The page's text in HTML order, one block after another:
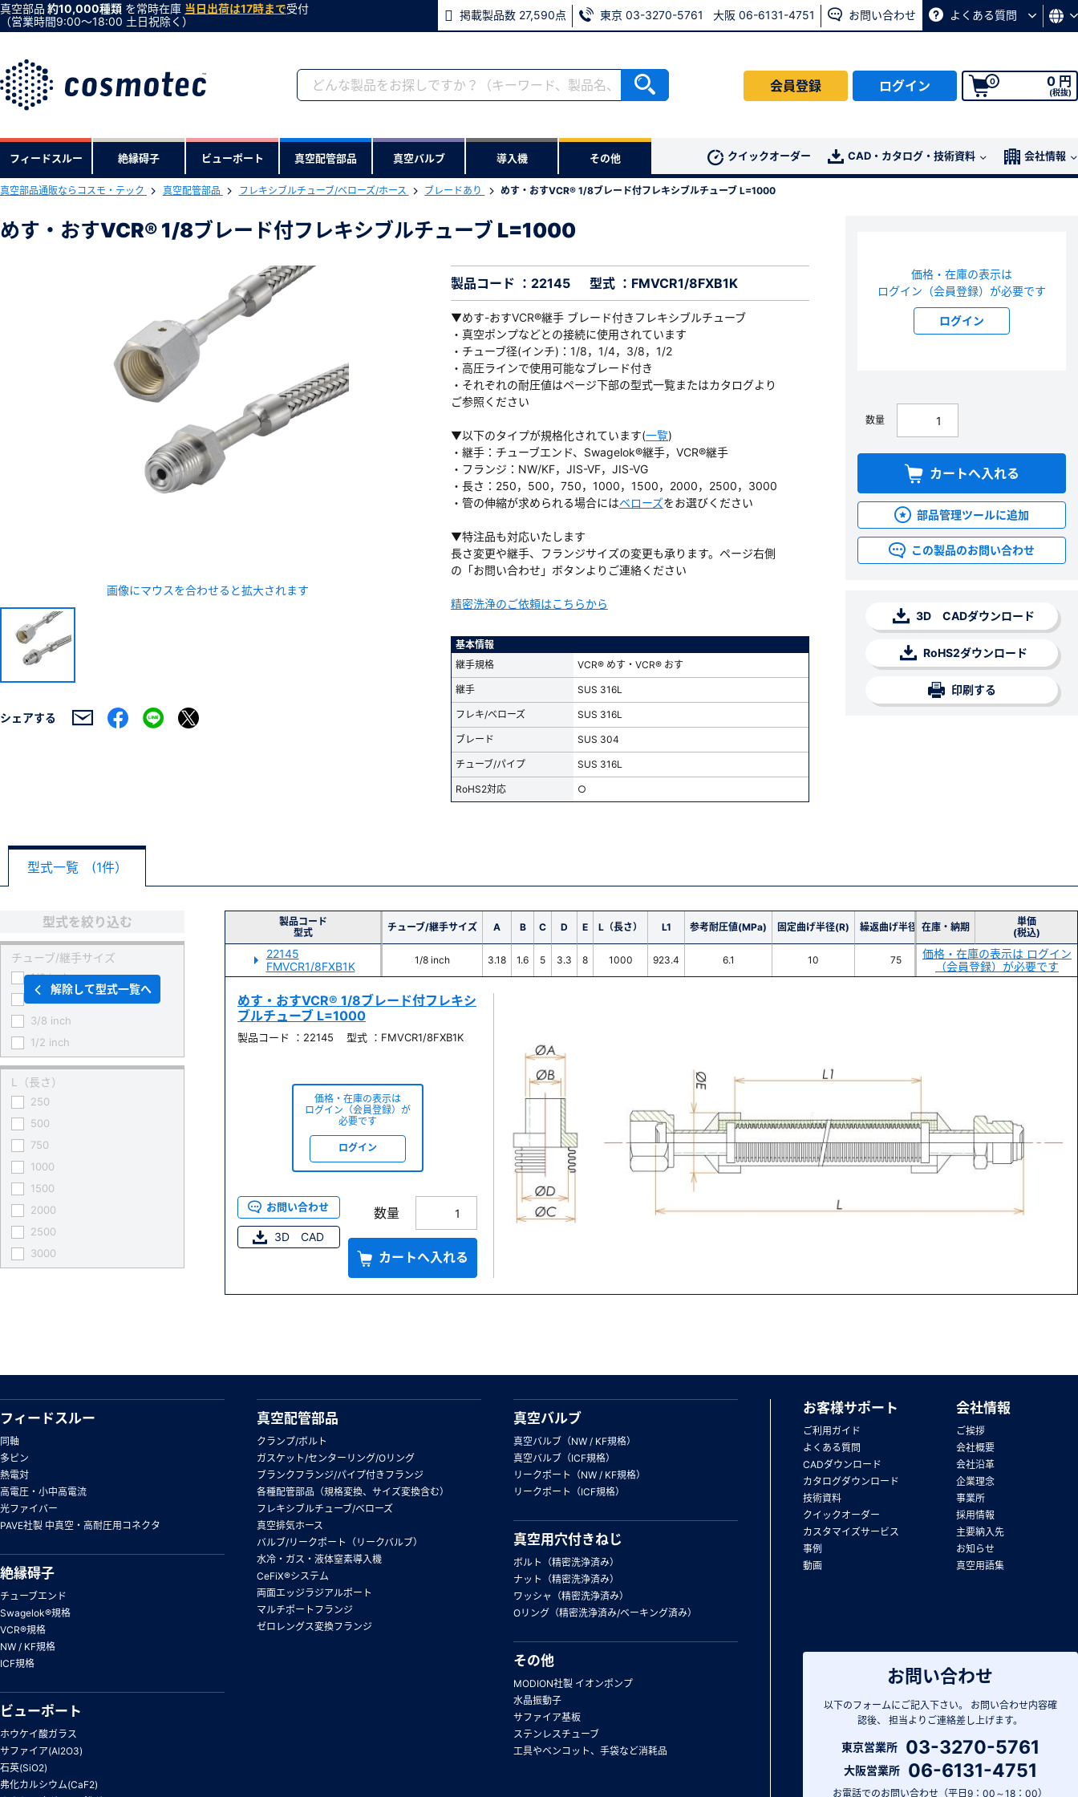
真空部品 約10,000種類 を常時在庫 当日出荷は17時まで受付
（営業時間9:00〜18:00 土日祝除く）
掲載製品数 27,590点 東京 03-3270-5761 大阪 06-6131-4751 お問い合わせ よくある質問
会員登録 ログイン 0 0 円
(税抜)
フィードスルー 絶縁碍子 ビューポート 真空配管部品 真空バルブ 導入機 その他 クイックオーダー CAD・カタログ・技術資料 会社情報
真空部品通販ならコスモ・テック 真空配管部品 フレキシブルチューブ/ベローズ/ホース ブレードあり めす・おすVCR® 1/8ブレード付フレキシブルチューブ L=1000
めす・おすVCR® 1/8ブレード付フレキシブルチューブ L=1000
画像にマウスを合わせると拡大されます
シェアする
製品コード ：22145 型式 ：FMVCR1/8FXB1K
▼めす-おすVCR®継手 ブレード付きフレキシブルチューブ
・真空ポンプなどとの接続に使用されています
・チューブ径(インチ)：1/8，1/4，3/8，1/2
・高圧ラインで使用可能なブレード付き
・それぞれの耐圧値はページ下部の型式一覧またはカタログより
ご参照ください
▼以下のタイプが規格化されています(一覧)
・継手：チューブエンド、Swagelok®継手，VCR®継手
・フランジ：NW/KF，JIS-VF，JIS-VG
・長さ：250，500，750，1000，1500，2000，2500，3000
・管の伸縮が求められる場合にはベローズをお選びください
▼特注品も対応いたします
長さ変更や継手、フランジサイズの変更も承ります。ページ右側
の「お問い合わせ」ボタンよりご連絡ください
精密洗浄のご依頼はこちらから
基本情報
継手規格
VCR® めす・VCR® おす
継手 SUS 316L
フレキ/ベローズ SUS 316L
ブレード SUS 304
チューブ/パイプ SUS 316L
RoHS2対応 ○
価格・在庫の表示は
ログイン（会員登録）が必要です
ログイン
数量
カートへ入れる
部品管理ツールに追加
この製品のお問い合わせ
3D CADダウンロード
RoHS2ダウンロード
印刷する
型式一覧 (1件）
製品コード
型式
チューブ/継手サイズ A B C D E L（長さ） L1 参考耐圧値(MPa) 固定曲げ半径(R) 繰返曲げ半径(R)在庫・納期
単価
(税込)
22145
FMVCR1/8FXB1K
1/8 inch 3.18 1.6 5 3.3 8 1000 923.4 6.1 10 75
価格・在庫の表示は ログイン
（会員登録）が必要です
めす・おすVCR® 1/8ブレード付フレキシ
ブルチューブ L=1000
製品コード ：22145 型式 ：FMVCR1/8FXB1K
価格・在庫の表示は
ログイン（会員登録）が
必要です
ログイン
お問い合わせ
3D CAD
数量
カートへ入れる
型式を絞り込む
チューブ/継手サイズ
1/8 inch
1/4 inch
3/8 inch
1/2 inch
L（長さ）
250
500
750
1000
1500
2000
2500
3000
解除して型式一覧へ
下記製品のRoHS2適合報告書のダウンロードをします。
型式 ：FMVCR1/8FXB1K 製品コード ：22145
ダウンロードする
お問い合わせ
以下のフォームにご記入下さい。
お問い合わせ内容確
認後、
担当よりご連絡差し上げます。
東京営業所 03-3270-5761
大阪営業所 06-6131-4751
お電話でのお問い合わせ（平日9：00～18：00）
フィードスルー
同軸
多ピン
熱電対
高電圧・小中高電流
光ファイバー
PAVE社製 中真空・高耐圧用コネクタ
絶縁碍子
チューブエンド
Swagelok®規格
VCR®規格
NW / KF規格
ICF規格
ビューポート
ホウケイ酸ガラス
サファイア(Al2O3)
石英(SiO2)
弗化カルシウム(CaF2)
真空配管部品
クランプ/ボルト
ガスケット/センターリング/Oリング
ブランクフランジ/パイプ付きフランジ
各種配管部品（規格変換、サイズ変換含む）
フレキシブルチューブ/ベローズ
真空排気ホース
バルブ/リークポート（リークバルブ）
水冷・ガス・液体窒素導入機
CeFiX®システム
両面エッジラジアルポート
マルチポートフランジ
ゼロレングス変換フランジ
真空バルブ
真空バルブ（NW / KF規格）
真空バルブ（ICF規格）
リークポート（NW / KF規格）
リークポート（ICF規格）
真空用穴付きねじ
ボルト（精密洗浄済み）
ナット（精密洗浄済み）
ワッシャ（精密洗浄済み）
Oリング（精密洗浄済み/ベーキング済み）
その他
MODION社製 イオンポンプ
水晶振動子
サファイア基板
ステンレスチューブ
工具やベンコット、手袋など消耗品
お客様サポート
ご利用ガイド
よくある質問
CADダウンロード
カタログダウンロード
技術資料
クイックオーダー
カスタマイズサービス
事例
動画
会社情報
ご挨拶
会社概要
会社沿革
企業理念
事業所
採用情報
主要納入先
お知らせ
真空用語集
会員登録がお済みでない方
会員登録をすれば、便利な機能がご利用いただけます。
※新規会員登録をお申し込み頂いてから本登録となるまで、数日間かかる場合があります。
会員の方はこちら
※メールアドレスを忘れた方は、お問い合わせページ よりお問い合わせください